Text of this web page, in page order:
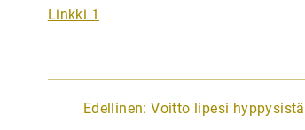
Linkki 1
A
Edellinen: Voitto lipesi hyppysistä